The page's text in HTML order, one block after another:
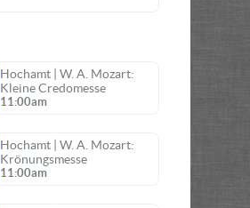
Hochamt | W. A. Mozart:
Kleine Credomesse
11:00am
Hochamt | W. A. Mozart:
Krönungsmesse
11:00am